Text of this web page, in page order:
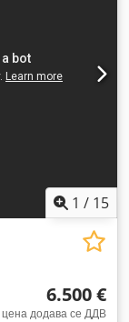
1 / 15
6.500 €
додава се ДДВ